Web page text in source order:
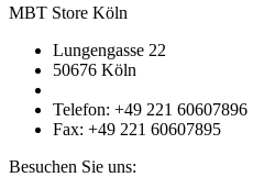
MBT Store Köln
Lungengasse 22
50676 Köln
Telefon: +49 221 60607896
Fax: +49 221 60607895
Besuchen Sie uns: